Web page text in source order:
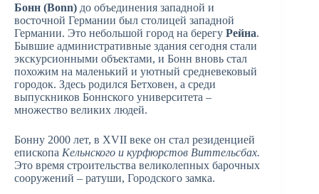
Бонн (Bonn) до объединения западной и
восточной Германии был столицей западной
Германии. Это небольшой город на берегу Рейна.
Бывшие административные здания сегодня стали
экскурсионными объектами, и Бонн вновь стал
похожим на маленький и уютный средневековый
городок. Здесь родился Бетховен, а среди
выпускников Боннского университета –
множество великих людей.
Бонну 2000 лет, в XVII веке он стал резиденцией
епископа Кельнского и курфюрстов Виттельсбах.
Это время строительства великолепных барочных
сооружений – ратуши, Городского замка.